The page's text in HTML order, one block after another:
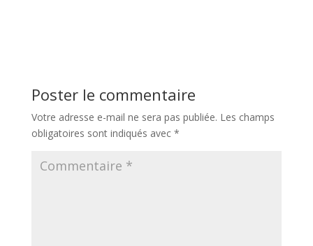
Poster le commentaire
Votre adresse e-mail ne sera pas publiée. Les champs
obligatoires sont indiqués avec *